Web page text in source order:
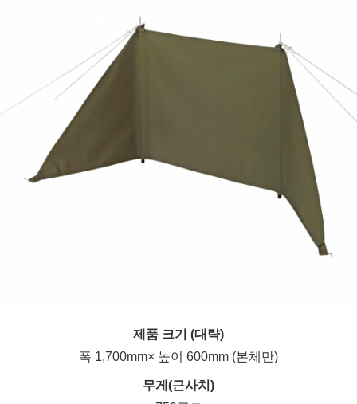
제품 크기 (대략)
폭 1,700mm× 높이 600mm (본체만)
무게(근사치)